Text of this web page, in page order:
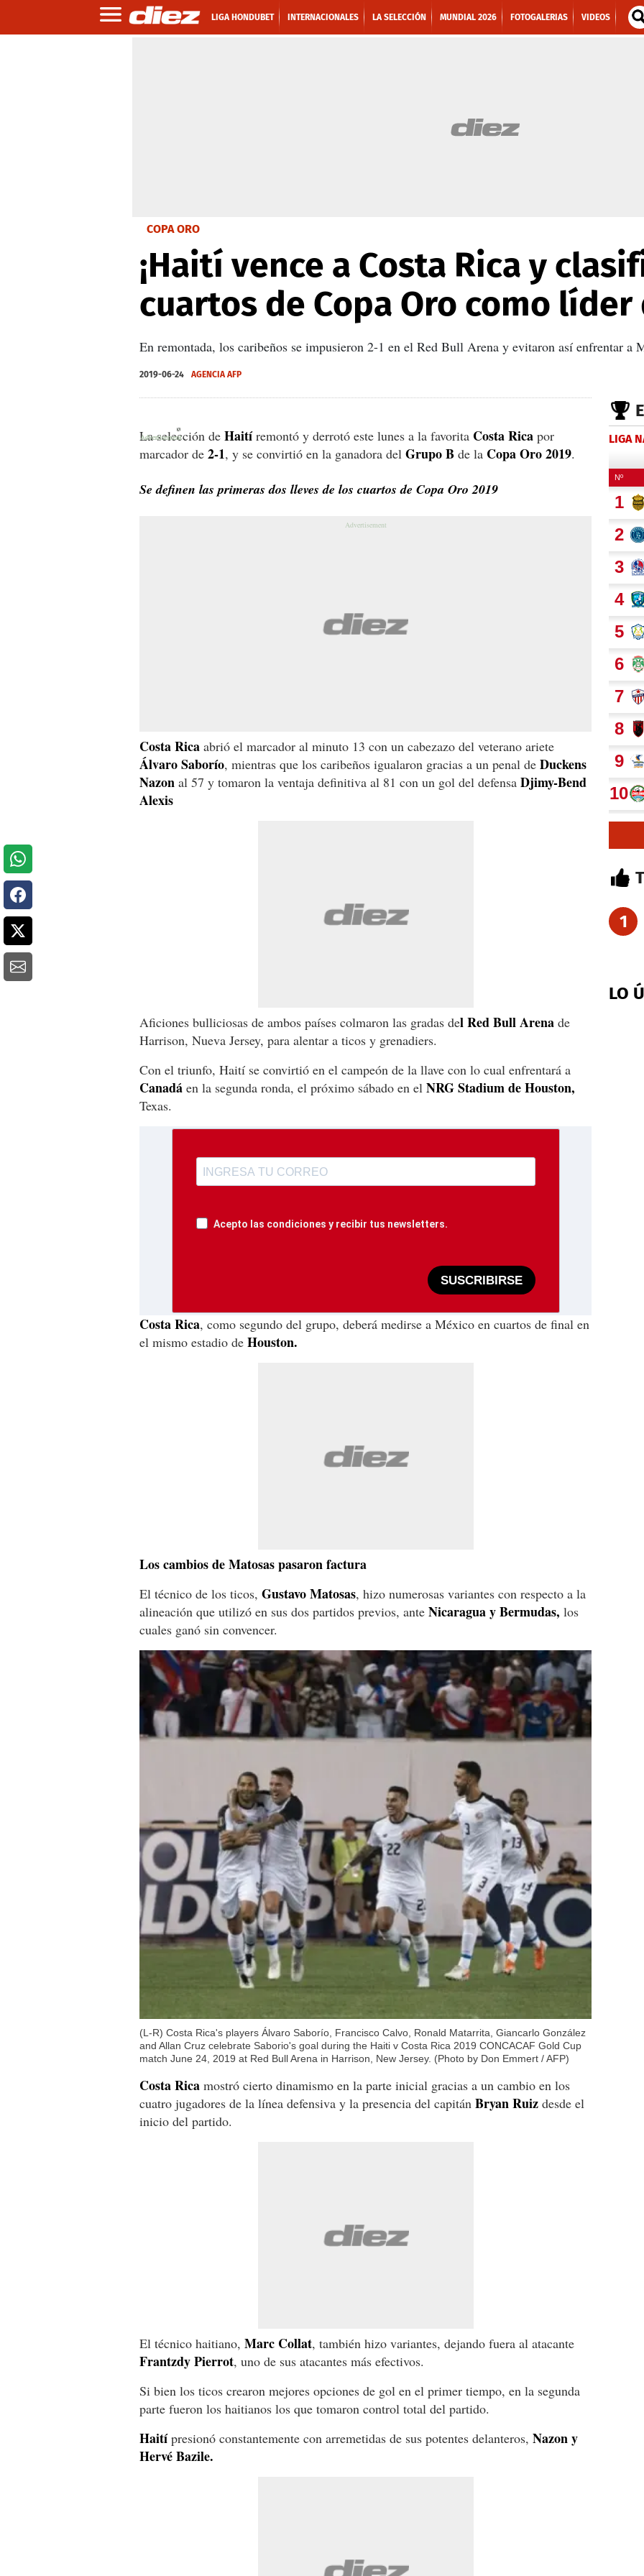
LIGA HONDUBET INTERNACIONALES LA SELECCIÓN MUNDIAL 2026 FOTOGALERIAS VIDEOS
COPA ORO
¡Haití vence a Costa Rica y
cuartos de Copa Oro como
En remontada, los caribeños se impusieron 2-1 en el Red Bull Arena y evitaron así enfrentar a
2019-06-24 AGENCIA AFP
La selección de Haitíremontó y derrotó este lunes a la favorita Costa Rica por
marcador de 2-1, y se convirtió en la ganadora del Grupo B de la Copa Oro 2019.
Se definen las primeras dos lleves de los cuartos de Copa Oro 2019
Costa Rica abrió el marcador al minuto 13 con un cabezazo del veterano ariete
Álvaro Saborío, mientras que los caribeños igualaron gracias a un penal de Duckens
Nazon al 57 y tomaron la ventaja definitiva al 81 con un gol del defensa Djimy-Bend
Alexis
Aficiones bulliciosas de ambos países colmaron las gradas del Red Bull Arena de
Harrison, Nueva Jersey, para alentar a ticos y grenadiers.
Con el triunfo, Haití se convirtió en el campeón de la llave con lo cual enfrentará a
Canadá en la segunda ronda, el próximo sábado en el NRG Stadium de Houston,
Texas.
Acepto las condiciones y recibir tus newsletters.
SUSCRIBIRSE
Costa Rica, como segundo del grupo, deberá medirse a México en cuartos de final en
el mismo estadio de Houston.
Los cambios de Matosas pasaron factura
El técnico de los ticos, Gustavo Matosas, hizo numerosas variantes con respecto a la
alineación que utilizó en sus dos partidos previos, ante Nicaragua y Bermudas, los
cuales ganó sin convencer.
(L-R) Costa Rica's players Álvaro Saborío, Francisco Calvo, Ronald Matarrita, Giancarlo González
and Allan Cruz celebrate Saborio's goal during the Haiti v Costa Rica 2019 CONCACAF Gold Cup
match June 24, 2019 at Red Bull Arena in Harrison, New Jersey. (Photo by Don Emmert / AFP)
X
X
X
Costa Rica mostró cierto dinamismo en la parte inicial gracias a un cambio en los
cuatro jugadores de la línea defensiva y la presencia del capitán Bryan Ruiz desde el
inicio del partido.
El técnico haitiano, Marc Collat, también hizo variantes, dejando fuera al atacante
Frantzdy Pierrot, uno de sus atacantes más efectivos.
Si bien los ticos crearon mejores opciones de gol en el primer tiempo, en la segunda
parte fueron los haitianos los que tomaron control total del partido.
Haitípresionó constantemente con arremetidas de sus potentes delanteros, Nazon y
Hervé Bazile.
LIGA
1
LO